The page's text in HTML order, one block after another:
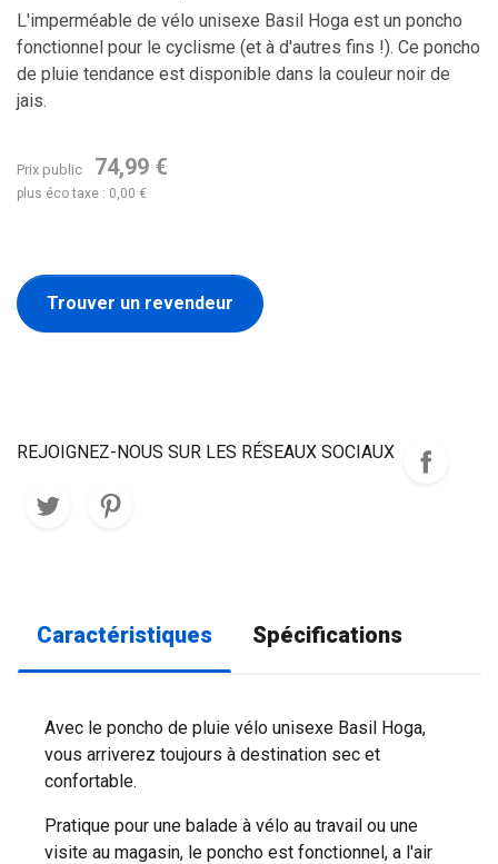
L'imperméable de vélo unisexe Basil Hoga est un poncho
fonctionnel pour le cyclisme (et à d'autres fins !). Ce poncho
de pluie tendance est disponible dans la couleur noir de
jais.
Prix public 74,99 €
plus éco taxe : 0,00 €
Trouver un revendeur
REJOIGNEZ-NOUS SUR LES RÉSEAUX SOCIAUX
Caractéristiques Spécifications
Avec le poncho de pluie vélo unisexe Basil Hoga,
vous arriverez toujours à destination sec et
confortable.
Pratique pour une balade à vélo au travail ou une
visite au magasin, le poncho est fonctionnel, a l'air